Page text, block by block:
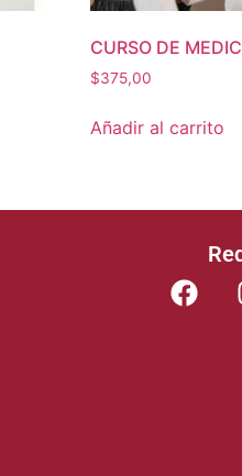
CURSO DE
$375,00
Añadir al carrito